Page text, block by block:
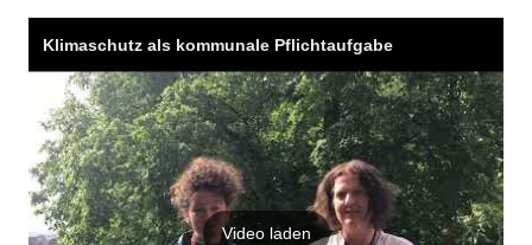
Klimaschutz als kommunale Pflichtaufgabe
Video laden